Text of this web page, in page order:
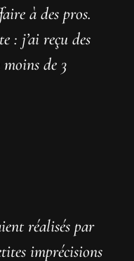
à des pros.
: j’ai reçu des
de 3
réalisés par
imprécisions